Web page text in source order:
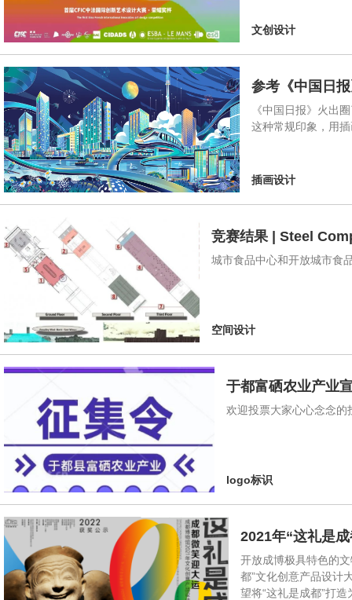
文创设计
参考《中国日
《中国日报》火出
这种常规印象，用
插画设计
竞赛结果 | Steel
城市食品中心和开放城市食
空间设计
于都富硒农业产业
欢迎投票大家心心念念
logo标识
2021年“这礼是
开放成博极具特色的
都”文化创意产品设计
望将“这礼是成都”打